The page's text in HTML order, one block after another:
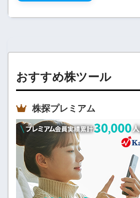
おすすめ株ツール
株探プレミアム